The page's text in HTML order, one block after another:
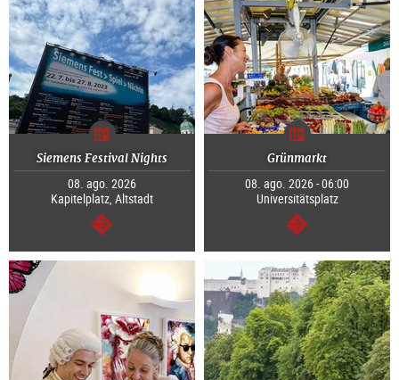
Siemens Festival Nights
08. ago. 2026
Kapitelplatz, Altstadt
continuar
Grünmarkt
08. ago. 2026 - 06:00
Universitätsplatz
continuar